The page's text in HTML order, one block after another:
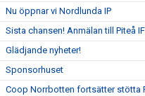
Nu öppnar vi Nordlunda IP
Sista chansen! Anmälan till Piteå
Glädjande nyheter!
Sponsorhuset
Coop Norrbotten fortsätter stötta